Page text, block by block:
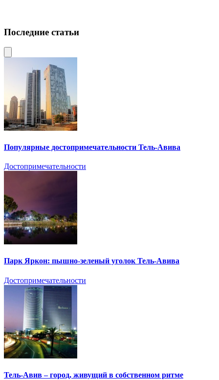
Последние статьи
Популярные достопримечательности Тель-Авива
Достопримечательности
Парк Яркон: пышно-зеленый уголок Тель-Авива
Достопримечательности
Тель-Авив – город, живущий в собственном ритме